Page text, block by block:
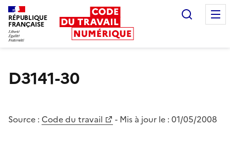
RÉPUBLIQUE
FRANÇAISE
D3141-30
Source : Code du travail - Mis à jour le : 01/05/2008